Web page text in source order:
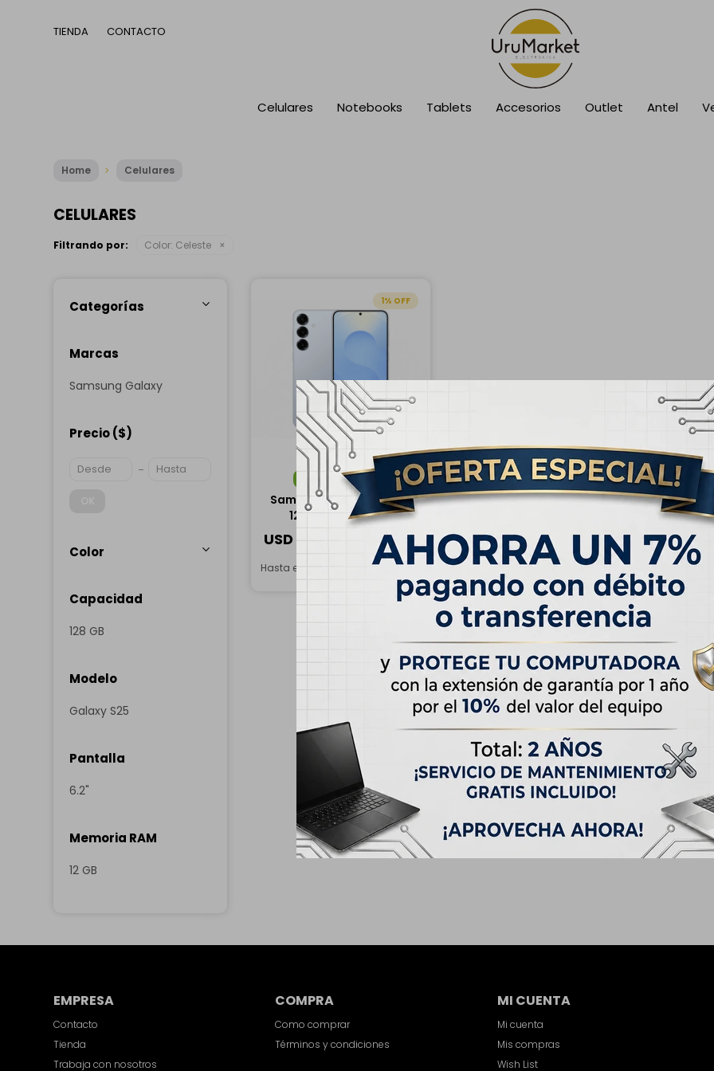
Celulares Notebooks Tablets Accesorios Outlet Antel
TIENDA CONTACTO
Home Celulares
CELULARES
Filtrando por: Color: Celeste
1
ENVÍO GRATIS
Samsung Galaxy S25 5G
128GB - Azul Hielo
USD 758,00 770,00
Hasta en 12 cuotas de USD 63.17
Categorías
Marcas
Samsung Galaxy
Precio($)
Color
Capacidad
128 GB
Modelo
Galaxy S25
Pantalla
6.2"
Memoria RAM
12 GB
EMPRESA
Contacto
Tienda
Trabaja con nosotros
COMPRA
Como comprar
Términos y condiciones
MI CUENTA
Mi cuenta
Mis compras
Wish List